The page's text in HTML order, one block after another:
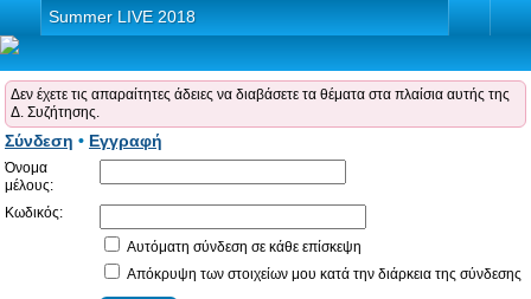
Summer LIVE 2018
Δεν έχετε τις απαραίτητες άδειες να διαβάσετε τα θέματα στα πλαίσια αυτής της
Δ. Συζήτησης.
Σύνδεση • Εγγραφή
Όνομα
μέλους:
Κωδικός:
Αυτόματη σύνδεση σε κάθε επίσκεψη
Απόκρυψη των στοιχείων μου κατά την διάρκεια της σύνδεσης